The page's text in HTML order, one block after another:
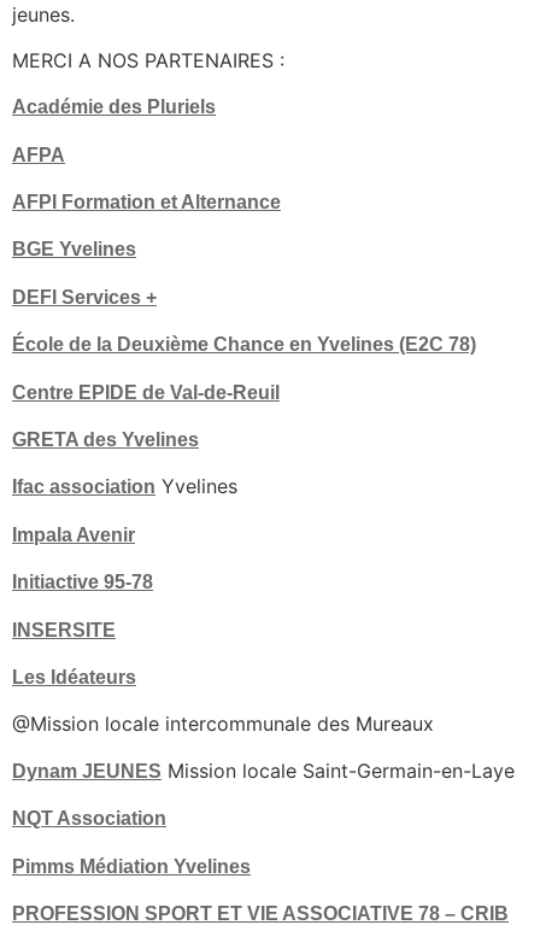
jeunes.
MERCI A NOS PARTENAIRES :
Académie des Pluriels
AFPA
AFPI Formation et Alternance
BGE Yvelines
DEFI Services +
École de la Deuxième Chance en Yvelines (E2C 78)
Centre EPIDE de Val-de-Reuil
GRETA des Yvelines
Ifac association Yvelines
Impala Avenir
Initiactive 95-78
INSERSITE
Les Idéateurs
@Mission locale intercommunale des Mureaux
Dynam JEUNES Mission locale Saint-Germain-en-Laye
NQT Association
Pimms Médiation Yvelines
PROFESSION SPORT ET VIE ASSOCIATIVE 78 – CRIB